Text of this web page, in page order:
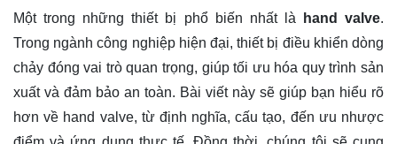
Một trong những thiết bị phổ biến nhất là hand valve.
Trong ngành công nghiệp hiện đại, thiết bị điều khiển dòng
chảy đóng vai trò quan trọng, giúp tối ưu hóa quy trình sản
xuất và đảm bảo an toàn. Bài viết này sẽ giúp bạn hiểu rõ
hơn về hand valve, từ định nghĩa, cấu tạo, đến ưu nhược